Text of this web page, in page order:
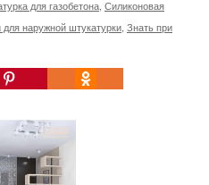
для газобетона Силиконовая
наружной штукатурки Знать при